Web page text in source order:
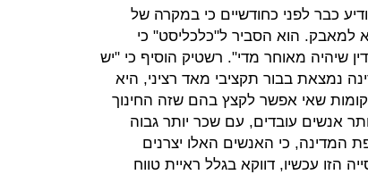
כבר לפני כחודשיים כי במקרה של
הוא הסביר ל"כלכליסט" כי
שיהיה מאוחר מדי". רשטיק הוסיף כי "יש
נמצאת בבור תקציבי מאד רציני, היא
שאי אפשר לקצץ בהם שזה החינוך
אנשים עובדים, עם שכר יותר גבוה
המדינה, כי האנשים האלו יצרנים
הזו עכשיו, דווקא בגלל ראיית טווח